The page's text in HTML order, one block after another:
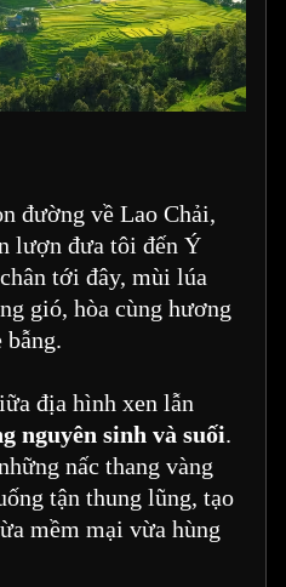
đường về Lao Chải,
lượn đưa tôi đến Ý
tới đây, mùi lúa
gió, hòa cùng hương
bẫng.
địa hình xen lẫn
nguyên sinh và suối.
nấc thang vàng
tận thung lũng, tạo
mềm mại vừa hùng